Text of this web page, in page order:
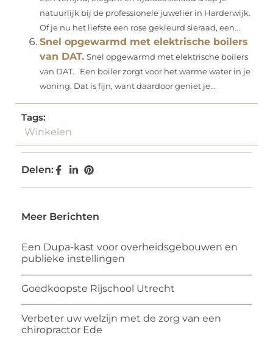
natuurlijk bij de professionele juwelier in Harderwijk.
Of je nu het liefste een rose gekleurd sieraad, een...
Snel opgewarmd met elektrische boilers
van DAT. Snel opgewarmd met elektrische boilers
van DAT. Een boiler zorgt voor het warme water in je
woning. Dat is fijn, want daardoor geniet je...
Tags:
Winkelen
Delen:
Meer Berichten
Een Dupa-kast voor overheidsgebouwen en
publieke instellingen
Goedkoopste Rijschool Utrecht
Verbeter uw welzijn met de zorg van een
chiropractor Ede